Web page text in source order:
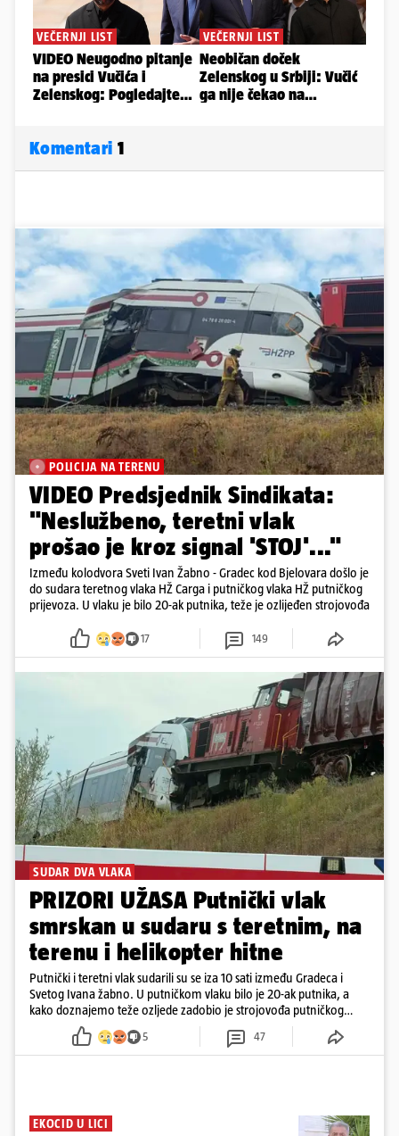
Komentari 1
POLICIJA NA TERENU
VIDEO Predsjednik Sindikata:
"Neslužbeno, teretni vlak
prošao je kroz signal 'STOJ'..."
Između kolodvora Sveti Ivan Žabno - Gradec kod Bjelovara došlo je
do sudara teretnog vlaka HŽ Carga i putničkog vlaka HŽ putničkog
prijevoza. U vlaku je bilo 20-ak putnika, teže je ozlijeđen strojovođa
17 149
SUDAR DVA VLAKA
PRIZORI UŽASA Putnički vlak
smrskan u sudaru s teretnim, na
terenu i helikopter hitne
Putnički i teretni vlak sudarili su se iza 10 sati između Gradeca i
Svetog Ivana žabno. U putničkom vlaku bilo je 20-ak putnika, a
kako doznajemo teže ozljede zadobio je strojovođa putničkog
vlaka. Zatvoren je promet, a fotoreporteri Prigorskog objavili su
prve snimke s mjesta sudara
5 47
EKOCID U LICI